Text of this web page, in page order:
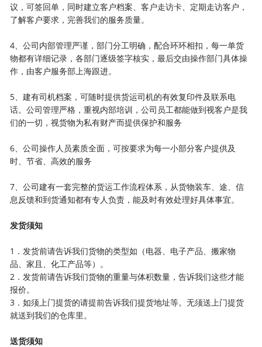
议，可签回单，同时建立客户档案、客户走访卡、定期走访客户，
了解客户要求，完善我们的服务质量。
4、公司内部管理严谨，部门分工明确，配合环环相扣，每一单货
物都有详细记录，各部门逐级签字核实，最后交由操作部门具体操
作，由客户服务部上海跟进。
5、建有司机档案，可随时提供货运司机的有效复印件及联系电
话。公司管理严格，重视内部培训，公司员工都能做到视客户是我
们的一切，视货物为私有财产而提供保护和服务
6、公司操作人员素质全面，可按要求为每一小部分客户提供及
时、节省、高效的服务
7、公司建有一套完整的货运工作流程体系，从货物装车、途、信
息反馈和到货通知都有专人负责，能及时有效处理好具体事宜。
发货须知
1．发货前请告诉我们货物的类型如（电器、电子产品、搬家物
品、家且、化工产品等）。
2．发货前请告诉我们货物的重量与体积数量，告诉我们这些才能
报价。
3．如须上门提货的请提前告诉我们提货地址等。无须送上门提货
就送到我们的仓库里。
送货须知